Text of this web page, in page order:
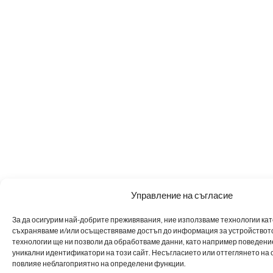
Управление на съгласие
За да осигурим най-добрите преживявания, ние използваме технологии
съхраняваме и/или осъществяваме достъп до информация за
технологии ще ни позволи да обработваме данни, като например
уникални идентификатори на този сайт. Несъгласието или оттеглянето на
повлияе неблагоприятно на определени функции.